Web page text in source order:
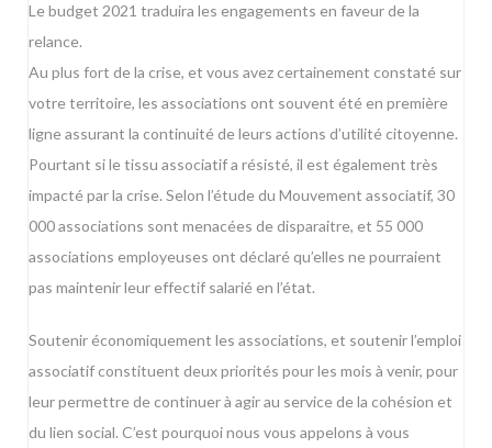
Le budget 2021 traduira les engagements en faveur de la
relance.
Au plus fort de la crise, et vous avez certainement constaté sur
votre territoire, les associations ont souvent été en première
ligne assurant la continuité de leurs actions d’utilité citoyenne.
Pourtant si le tissu associatif a résisté, il est également très
impacté par la crise. Selon l’étude du Mouvement associatif, 30
000 associations sont menacées de disparaitre, et 55 000
associations employeuses ont déclaré qu’elles ne pourraient
pas maintenir leur effectif salarié en l’état.
Soutenir économiquement les associations, et soutenir l’emploi
associatif constituent deux priorités pour les mois à venir, pour
leur permettre de continuer à agir au service de la cohésion et
du lien social. C’est pourquoi nous vous appelons à vous